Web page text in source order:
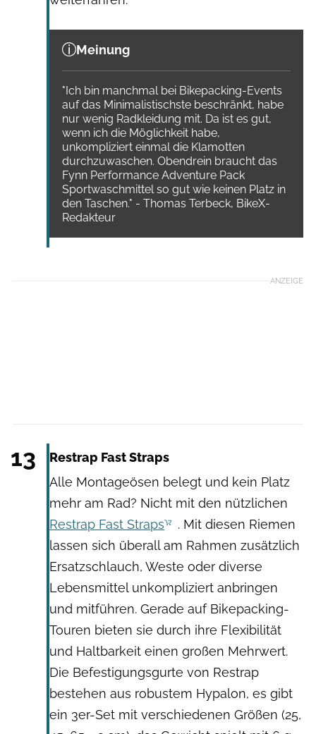
Meinung
"Ich bin manchmal bei Bikepacking-Events
auf das Minimalistischste beschränkt, habe
nur wenig Radkleidung mit. Da ist es gut,
wenn ich die Möglichkeit habe,
unkompliziert einmal die Klamotten
durchzuwaschen. Obendrein braucht das
Fynn Performance Adventure Pack
Sportwaschmittel so gut wie keinen Platz in
den Taschen." - Thomas Terbeck, BikeX-
Redakteur
ANZEIGE
13
Restrap Fast Straps
Alle Montageösen belegt und kein Platz
mehr am Rad? Nicht mit den nützlichen
Restrap Fast Straps
. Mit diesen Riemen
lassen sich überall am Rahmen zusätzlich
Ersatzschlauch, Weste oder diverse
Lebensmittel unkompliziert anbringen
und mitführen. Gerade auf Bikepacking-
Touren bieten sie durch ihre Flexibilität
und Haltbarkeit einen großen Mehrwert.
Die Befestigungsgurte von Restrap
bestehen aus robustem Hypalon, es gibt
ein 3er-Set mit verschiedenen Größen (25,